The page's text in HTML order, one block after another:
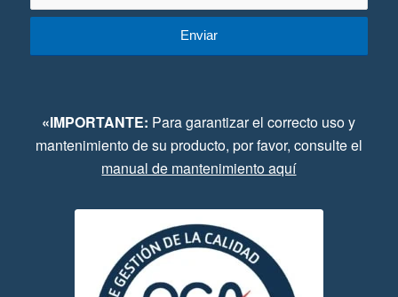
«IMPORTANTE: Para garantizar el correcto uso y
mantenimiento de su producto, por favor, consulte el
manual de mantenimiento aquí